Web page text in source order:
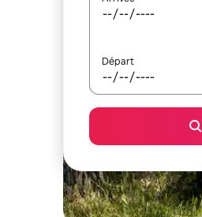
Départ